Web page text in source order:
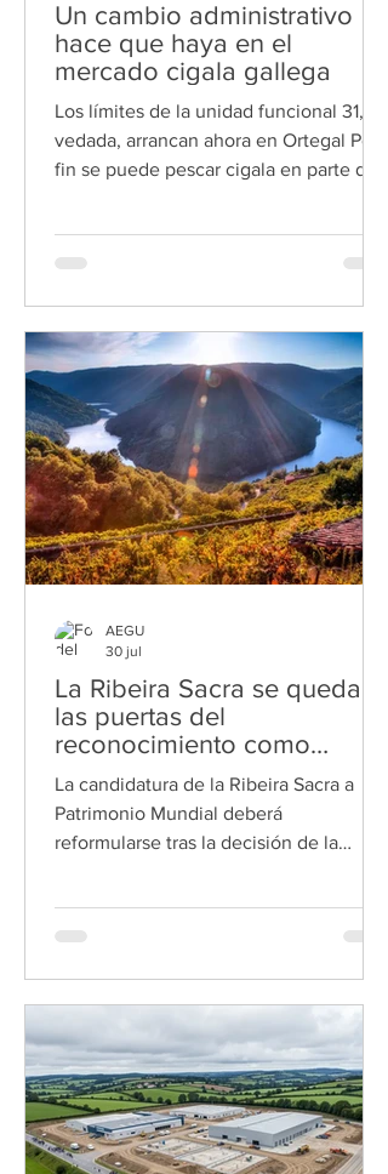
Un cambio administrativo
hace que haya en el
mercado cigala gallega
Los límites de la unidad funcional 31, no
vedada, arrancan ahora en Ortegal Por
fin se puede pescar cigala en parte de
Nephrops norvegicus de aguas
latitudes. Y eso que la especie lleva
vedada a la extracción desde el 2017,
para gran pesar de los arrastreros de
litoral, cuando la Unión Europea
decidió prohibir, en principio p
La Ribeira Sacra se queda a
las puertas del
reconocimiento como
Patrimonio Mundial
La candidatura de la Ribeira Sacra a
Patrimonio Mundial deberá
reformularse tras la decisión de la
reconocimiento como Patrimonio
en la ciudad surcoreana de Busán, ha
decidido devolver la candidatura a
España para que sea revisada y
reforzada antes de volver a presentarla.
La decisión llegó después de un
intenso debate entre los miembro
AEGU
30 jul